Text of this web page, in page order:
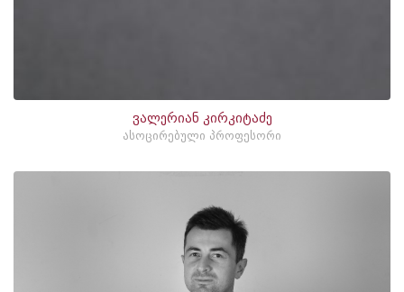
ვალერიან კირკიტაძე
ასოცირებული პროფესორი